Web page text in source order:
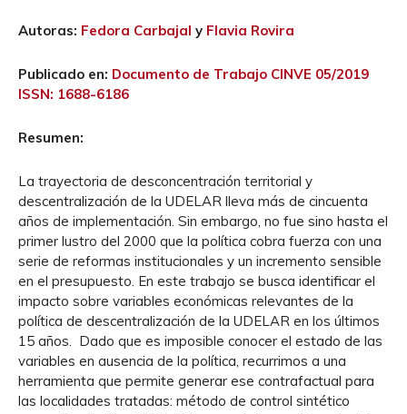
Autoras: Fedora Carbajal y Flavia Rovira
Publicado en: Documento de Trabajo CINVE 05/2019
ISSN: 1688-6186
Resumen:
La trayectoria de desconcentración territorial y
descentralización de la UDELAR lleva más de cincuenta
años de implementación. Sin embargo, no fue sino hasta el
primer lustro del 2000 que la política cobra fuerza con una
serie de reformas institucionales y un incremento sensible
en el presupuesto. En este trabajo se busca identificar el
impacto sobre variables económicas relevantes de la
política de descentralización de la UDELAR en los últimos
15 años. Dado que es imposible conocer el estado de las
variables en ausencia de la política, recurrimos a una
herramienta que permite generar ese contrafactual para
las localidades tratadas: método de control sintético